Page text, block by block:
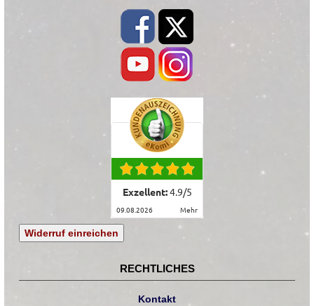
Exzellent:4.9/5
09.08.2026 mehr
Widerruf einreichen
RECHTLICHES
Kontakt